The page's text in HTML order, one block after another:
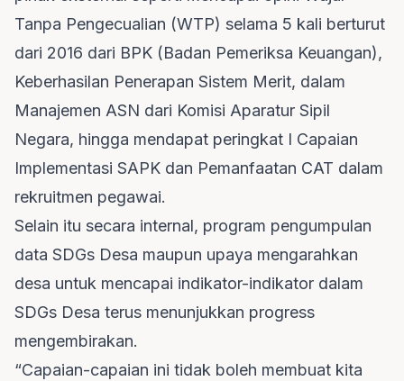
Tanpa Pengecualian (WTP) selama 5 kali berturut
dari 2016 dari BPK (Badan Pemeriksa Keuangan),
Keberhasilan Penerapan Sistem Merit, dalam
Manajemen ASN dari Komisi Aparatur Sipil
Negara, hingga mendapat peringkat I Capaian
Implementasi SAPK dan Pemanfaatan CAT dalam
rekruitmen pegawai.
Selain itu secara internal, program pengumpulan
data SDGs Desa maupun upaya mengarahkan
desa untuk mencapai indikator-indikator dalam
SDGs Desa terus menunjukkan progress
mengembirakan.
“Capaian-capaian ini tidak boleh membuat kita